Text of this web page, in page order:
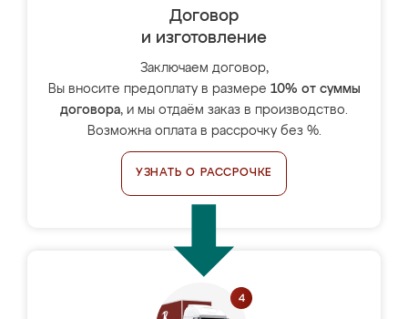
Договор
и изготовление
Заключаем договор,
Вы вносите предоплату в размере 10% от суммы
договора, и мы отдаём заказ в производство.
Возможна оплата в рассрочку без %.
УЗНАТЬ О РАССРОЧКЕ